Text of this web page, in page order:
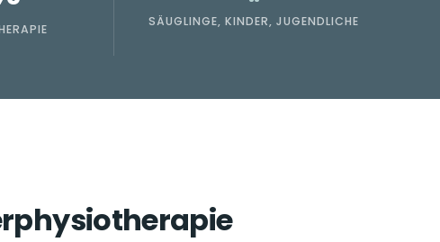
SÄUGLINGE, KINDER, JUGENDLICHE